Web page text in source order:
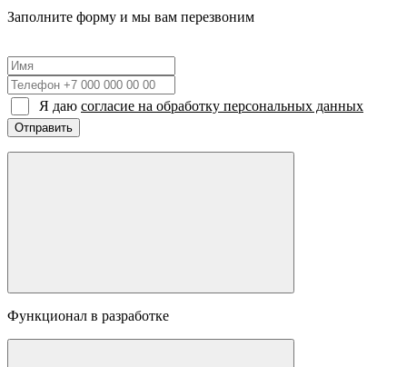
Заполните форму и мы вам перезвоним
Я даю согласие на обработку персональных данных
Отправить
Функционал в разработке